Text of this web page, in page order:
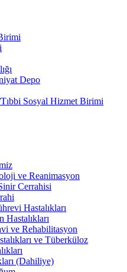
Depo
Tıbbi Sosyal Hizmet Birimi
ve Reanimasyon
Cerrahisi
Hastalıkları
Hastalıkları
ve Rehabilitasyon
ve Tüberküloz
(Dahiliye)